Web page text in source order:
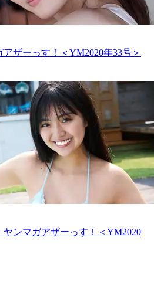
ザーっす！＜YM2020年33号＞
ヤンマガアザーっす！＜YM2020